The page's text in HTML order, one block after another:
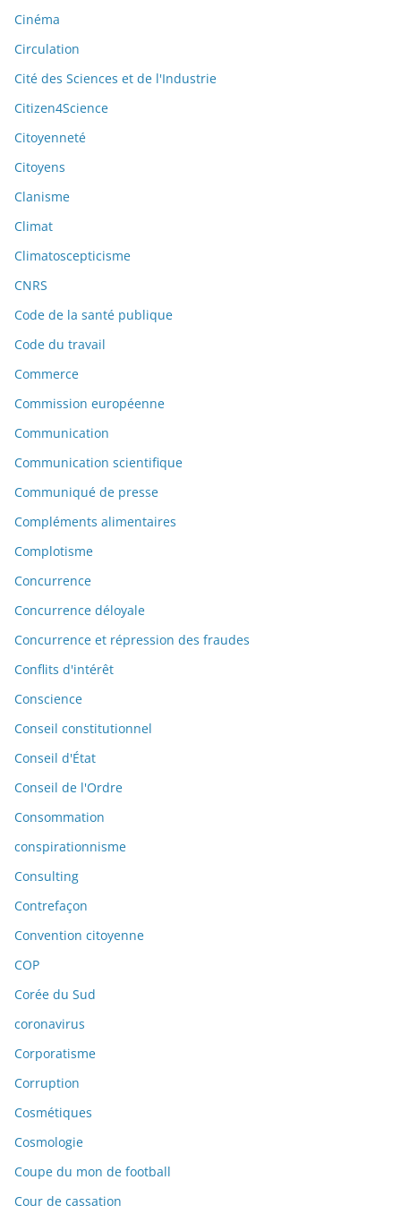
Cinéma
Circulation
Cité des Sciences et de l'Industrie
Citizen4Science
Citoyenneté
Citoyens
Clanisme
Climat
Climatoscepticisme
CNRS
Code de la santé publique
Code du travail
Commerce
Commission européenne
Communication
Communication scientifique
Communiqué de presse
Compléments alimentaires
Complotisme
Concurrence
Concurrence déloyale
Concurrence et répression des fraudes
Conflits d'intérêt
Conscience
Conseil constitutionnel
Conseil d'État
Conseil de l'Ordre
Consommation
conspirationnisme
Consulting
Contrefaçon
Convention citoyenne
COP
Corée du Sud
coronavirus
Corporatisme
Corruption
Cosmétiques
Cosmologie
Coupe du mon de football
Cour de cassation